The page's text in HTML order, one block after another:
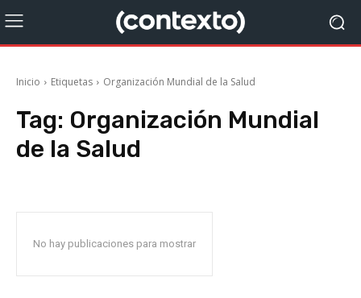
Inicio Etiquetas Organización Mundial de la Salud
Tag: Organización Mundial
de la Salud
No hay publicaciones para mostrar